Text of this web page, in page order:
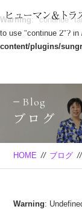
Warning: "continue"
to use "continue 2"? in
content/plugins/
Blog
ブログ
HOME // ブログ //
Warning: